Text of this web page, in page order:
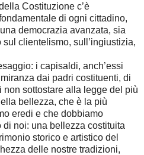
Costituzione c’è
di ogni cittadino,
democrazia avanzata, sia
clientelismo, sull’ingiustizia,
i capisaldi, anch’essi
dai padri costituenti, di
sottostare alla legge del più
bellezza, che è la più
eredi e che dobbiamo
di noi: una bellezza costituita
storico e artistico del
delle nostre tradizioni,